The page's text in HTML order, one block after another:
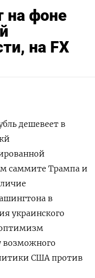
на фоне
на FX
дешевеет в
саммите Трампа и
в
украинского
оптимизм
возможного
США против